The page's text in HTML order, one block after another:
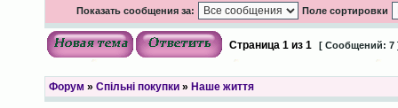
Показать сообщения за: Поле сортировки
Страница 1из 1 [ Сообщений: 7
Форум » Спільні покупки» Наше життя